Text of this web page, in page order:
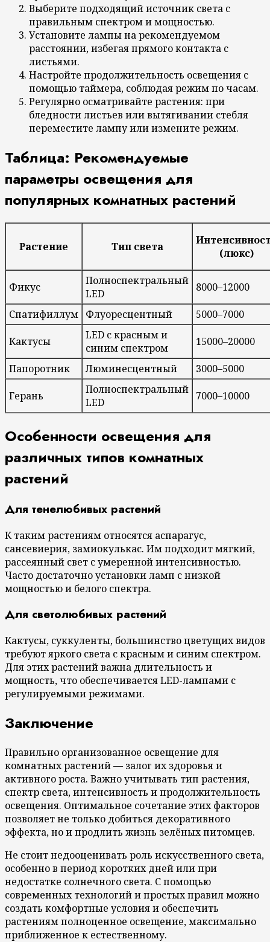
Выберите подходящий источник света с
правильным спектром и мощностью.
Установите лампы на рекомендуемом
расстоянии, избегая прямого контакта с
листьями.
Настройте продолжительность освещения с
помощью таймера, соблюдая режим по часам.
Регулярно осматривайте растения: при
бледности листьев или вытягивании стебля
переместите лампу или измените режим.
Таблица: Рекомендуемые
параметры освещения для
популярных комнатных растений
Растение Тип света
(люкс)
Фикус
Полноспектральный
LED
8000–12000
Спатифиллум Флуоресцентный 5000–7000
Кактусы
LED с красным и
синим спектром
15000–20000
Папоротник Люминесцентный 3000–5000
Герань
Полноспектральный
LED
7000–10000
Особенности освещения для
различных типов комнатных
растений
Для тенелюбивых растений
К таким растениям относятся аспарагус,
сансевиерия, замиокулькас. Им подходит мягкий,
рассеянный свет с умеренной интенсивностью.
Часто достаточно установки ламп с низкой
мощностью и белого спектра.
Для светолюбивых растений
Кактусы, суккуленты, большинство цветущих видов
требуют яркого света с красным и синим спектром.
Для этих растений важна длительность и
мощность, что обеспечивается LED-лампами с
регулируемыми режимами.
Заключение
Правильно организованное освещение для
комнатных растений — залог их здоровья и
активного роста. Важно учитывать тип растения,
спектр света, интенсивность и продолжительность
освещения. Оптимальное сочетание этих факторов
позволяет не только добиться декоративного
эффекта, но и продлить жизнь зелёных питомцев.
Не стоит недооценивать роль искусственного света,
особенно в период коротких дней или при
недостатке солнечного света. С помощью
современных технологий и простых правил можно
создать комфортные условия и обеспечить
растениям полноценное освещение, максимально
приближенное к естественному.